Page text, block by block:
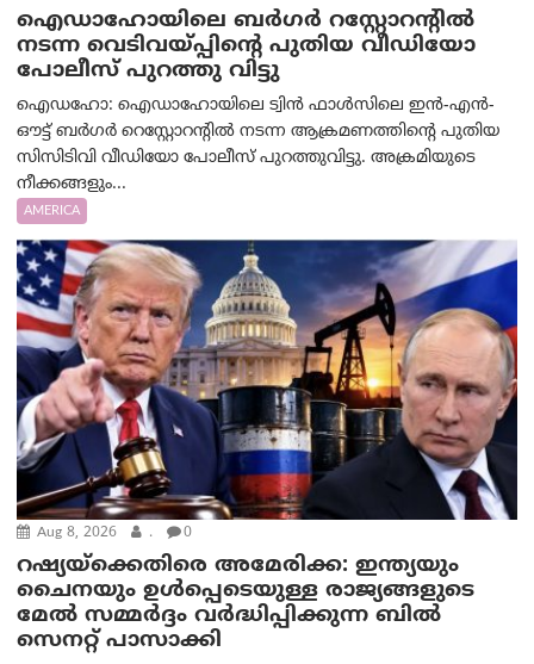
ഐഡാഹോയിലെ ബർഗർ റസ്റ്റോറന്റിൽ
നടന്ന വെടിവയ്പ്പിന്റെ പുതിയ വീഡിയോ
പോലീസ് പുറത്തു വിട്ടു
ഐഡഹോ: ഐഡാഹോയിലെ ട്വിൻ ഫാൾസിലെ ഇൻ-എൻ-
ഔട്ട് ബർഗർ റെസ്റ്റോറന്റിൽ നടന്ന ആക്രമണത്തിന്റെ പുതിയ
സിസിടിവി വീഡിയോ പോലീസ് പുറത്തുവിട്ടു. അക്രമിയുടെ
നീക്കങ്ങളും...
AMERICA
Aug 8, 2026 . 0
റഷ്യയ്‌ക്കെതിരെ അമേരിക്ക: ഇന്ത്യയും
ചൈനയും ഉൾപ്പെടെയുള്ള രാജ്യങ്ങളുടെ
മേൽ സമ്മർദ്ദം വർദ്ധിപ്പിക്കുന്ന ബിൽ
സെനറ്റ് പാസാക്കി